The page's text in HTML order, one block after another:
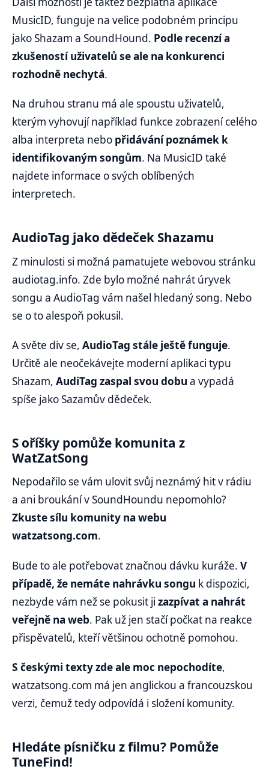
MusicID, funguje na velice podobném principu
jako Shazam a SoundHound. Podle recenzí a
zkušeností uživatelů se ale na konkurenci
rozhodně nechytá.
Na druhou stranu má ale spoustu uživatelů,
kterým vyhovují například funkce zobrazení celého
alba interpreta nebo přidávání poznámek k
identifikovaným songům. Na MusicID také
najdete informace o svých oblíbených
interpretech.
AudioTag jako dědeček Shazamu
Z minulosti si možná pamatujete webovou stránku
audiotag.info. Zde bylo možné nahrát úryvek
songu a AudioTag vám našel hledaný song. Nebo
se o to alespoň pokusil.
A světe div se, AudioTag stále ještě funguje.
Určitě ale neočekávejte moderní aplikaci typu
Shazam, AudiTag zaspal svou dobu a vypadá
spíše jako Sazamův dědeček.
S oříšky pomůže komunita z
WatZatSong
Nepodařilo se vám ulovit svůj neznámý hit v rádiu
a ani broukání v SoundHoundu nepomohlo?
Zkuste sílu komunity na webu
watzatsong.com.
Bude to ale potřebovat značnou dávku kuráže. V
případě, že nemáte nahrávku songu k dispozici,
nezbyde vám než se pokusit ji zazpívat a nahrát
veřejně na web. Pak už jen stačí počkat na reakce
přispěvatelů, kteří většinou ochotně pomohou.
S českými texty zde ale moc nepochodíte,
watzatsong.com má jen anglickou a francouzskou
verzi, čemuž tedy odpovídá i složení komunity.
Hledáte písničku z filmu? Pomůže
TuneFind!